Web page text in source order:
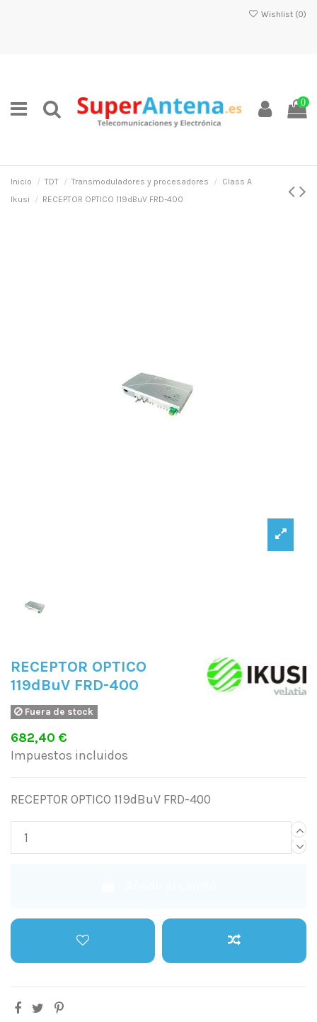
Wishlist (0)
0
Inicio TDT Transmoduladores y procesadores
Class A
Ikusi
RECEPTOR OPTICO 119dBuV FRD-400
RECEPTOR OPTICO
119dBuV FRD-400
Fuera de stock
682,40 €
Impuestos incluidos
RECEPTOR OPTICO 119dBuV FRD-400